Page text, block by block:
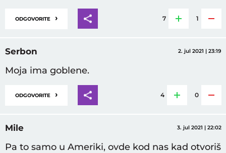
ODGOVORITE › 7 1
Serbon 2. jul 2021 | 23:19
Moja ima goblene.
ODGOVORITE › 4 0
Mile 3. jul 2021 | 22:02
Pa to samo u Ameriki, ovde kod nas kad otvoriš